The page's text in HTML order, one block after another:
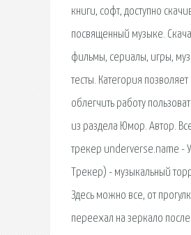
книги, софт, доступно
посвященный музыке.
фильмы, сериалы, игры,
тесты. Категория
облегчить работу
из раздела Юмор. Автор.
трекер underverse.name -
Трекер) - музыкальный
Здесь можно все, от
переехал на зеркало